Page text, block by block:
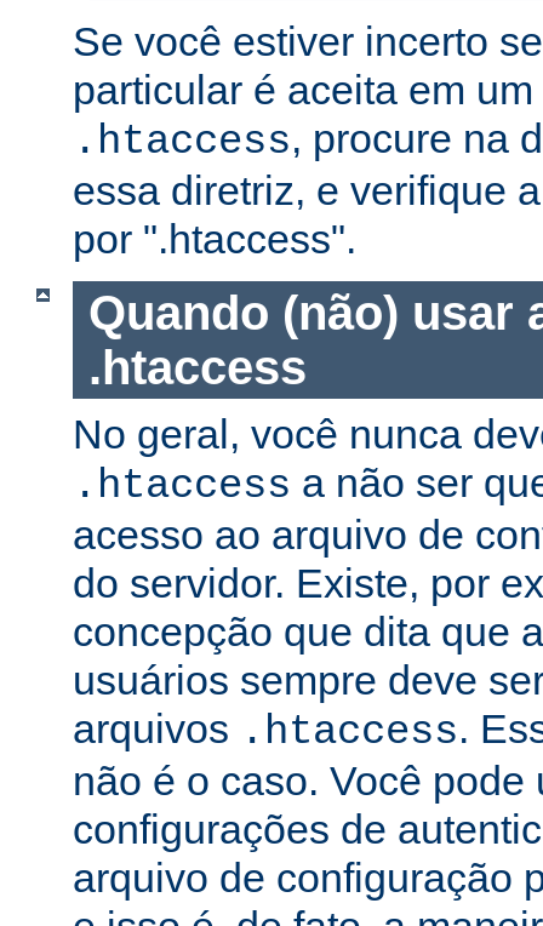
Se você estiver incerto
particular é aceita em
.htaccess, procure na
essa diretriz, e verifique
por ".htaccess".
Quando (não) usar
.htaccess
No geral, você nunca
.htaccess a não ser
acesso ao arquivo de
do servidor. Existe, por
concepção que dita que
usuários sempre deve
arquivos .htaccess.
não é o caso. Você pode
configurações de
arquivo de configuração